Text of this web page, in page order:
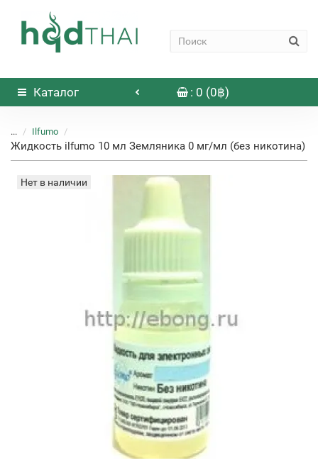
Каталог : 0 (0฿)
... Ilfumo
Жидкость ilfumo 10 мл Земляника 0 мг/мл (без никотина)
Нет в наличии